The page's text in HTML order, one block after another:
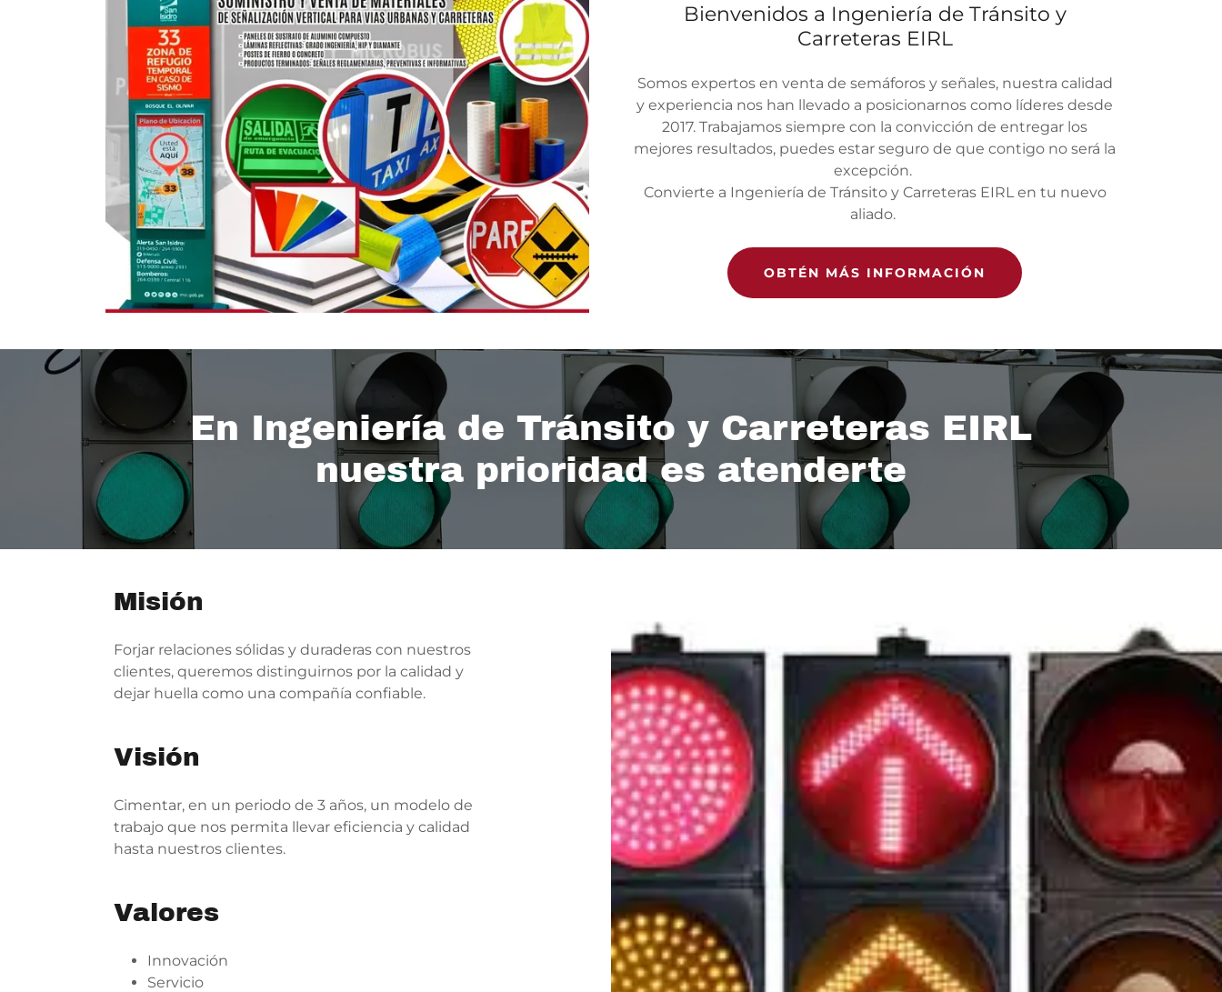
Bienvenidos a Ingeniería de Tránsito y
Carreteras EIRL
Somos expertos en venta de semáforos y señales, nuestra calidad
y experiencia nos han llevado a posicionarnos como líderes desde
2017. Trabajamos siempre con la convicción de entregar los
mejores resultados, puedes estar seguro de que contigo no será la
excepción.
Convierte a Ingeniería de Tránsito y Carreteras EIRL en tu nuevo
aliado.
OBTÉN MÁS INFORMACIÓN
En Ingeniería de Tránsito y Carreteras EIRL
nuestra prioridad es atenderte
Misión
Forjar relaciones sólidas y duraderas con nuestros
clientes, queremos distinguirnos por la calidad y
dejar huella como una compañía confiable.
Visión
Cimentar, en un periodo de 3 años, un modelo de
trabajo que nos permita llevar eficiencia y calidad
hasta nuestros clientes.
Valores
Innovación
Servicio